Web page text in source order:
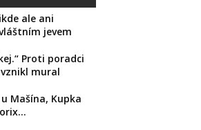
ale ani
jevem
Proti poradci
mural
Mašína, Kupka